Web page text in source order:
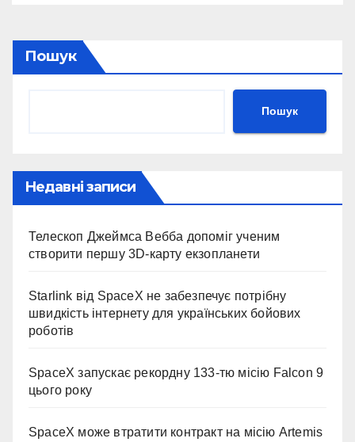
Пошук
Пошук
Недавні записи
Телескоп Джеймса Вебба допоміг ученим
створити першу 3D-карту екзопланети
Starlink від SpaceX не забезпечує потрібну
швидкість інтернету для українських бойових
роботів
SpaceX запускає рекордну 133-тю місію Falcon 9
цього року
SpaceX може втратити контракт на місію Artemis